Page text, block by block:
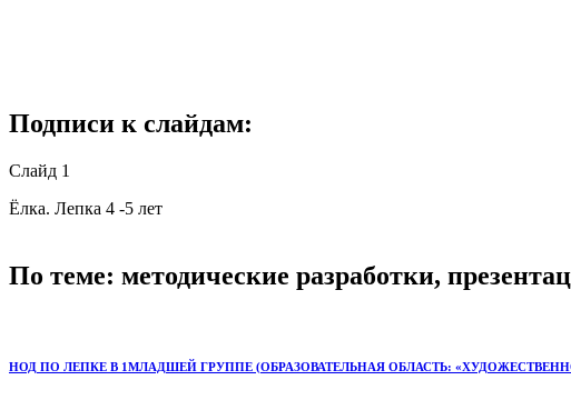
Подписи к слайдам:
Слайд 1
Ёлка. Лепка 4 -5 лет
По теме: методические разработки,
НОД ПО ЛЕПКЕ В 1МЛАДШЕЙ ГРУППЕ (ОБРАЗОВАТЕЛЬНАЯ ОБЛАСТЬ: «ХУДОЖЕСТВЕННО-